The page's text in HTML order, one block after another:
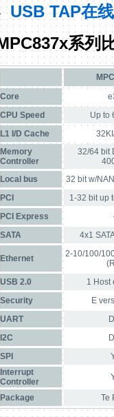
USB TAP在
系列
Core
CPU Speed
Up to
L1 I/D Cache
Memory
Controller
32/64 bit
Local bus
32 bit w/
PCI
1-32 bit up
PCI Express
SATA
4x1
Ethernet
2-10/100/
USB 2.0
1 Host
Security
E
UART
I2C
SPI
Interrupt
Controller
Package Te